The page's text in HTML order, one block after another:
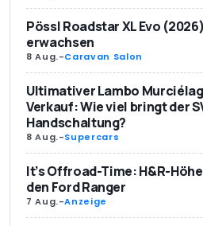
Pössl Roadstar XL Evo
erwachsen
8 Aug.-Caravan Salon
Ultimativer Lambo
Verkauf: Wie viel bringt der
Handschaltung?
8 Aug.-Supercars
It’s Offroad-Time: H&R-
den Ford Ranger
7 Aug.-Anzeige